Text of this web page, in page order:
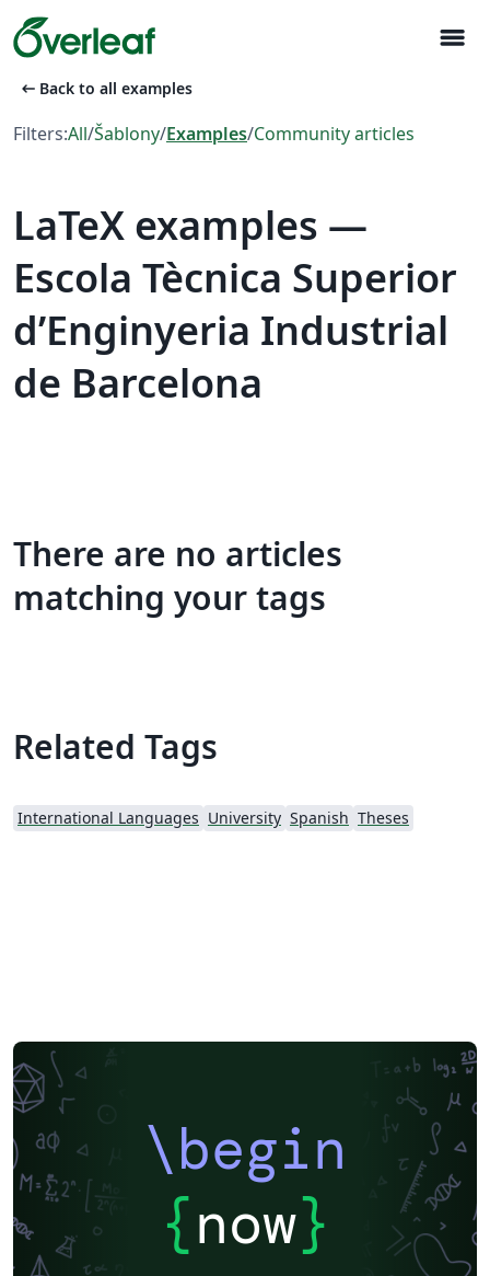
menu
arrow_left_alt Back to all examples
Filters:All/Šablony/Examples/Community articles
LaTeX examples —
Escola Tècnica Superior
d’Enginyeria Industrial
de Barcelona
There are no articles
matching your tags
Related Tags
International Languages University Spanish Theses
\begin
{now}